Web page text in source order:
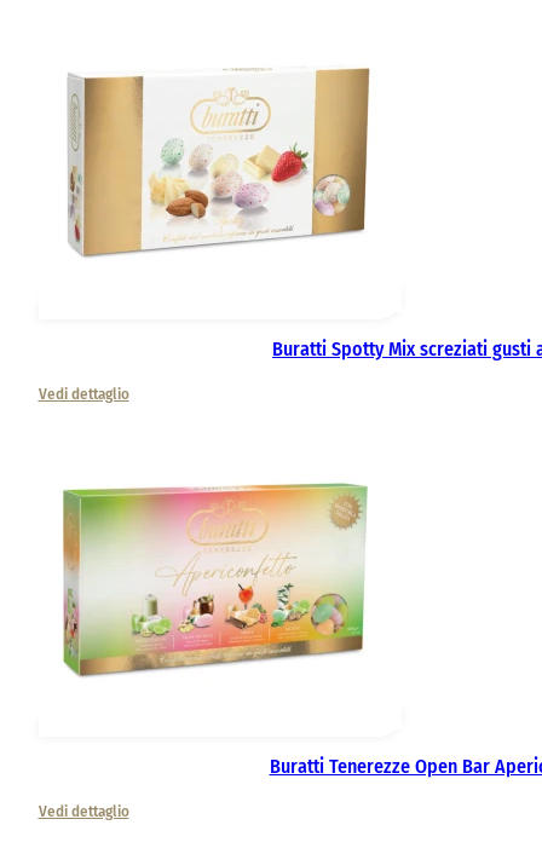
Buratti Spotty Mix screziati gusti
Vedi dettaglio
Buratti Tenerezze Open Bar
Vedi dettaglio